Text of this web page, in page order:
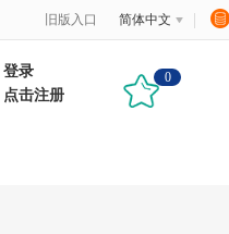
旧版入口 简体中文
登录
点击注册
0